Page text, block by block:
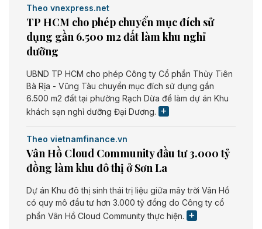
Theo vnexpress.net
TP HCM cho phép chuyển mục đích sử
dụng gần 6.500 m2 đất làm khu nghỉ
dưỡng
UBND TP HCM cho phép Công ty Cổ phần Thủy Tiên
Bà Rịa - Vũng Tàu chuyển mục đích sử dụng gần
6.500 m2 đất tại phường Rạch Dừa để làm dự án Khu
khách sạn nghỉ dưỡng Đại Dương.
Theo vietnamfinance.vn
Vân Hồ Cloud Community đầu tư 3.000 tỷ
đồng làm khu đô thị ở Sơn La
Dự án Khu đô thị sinh thái trị liệu giữa mây trời Vân Hồ
có quy mô đầu tư hơn 3.000 tỷ đồng do Công ty cổ
phần Vân Hồ Cloud Community thực hiện.